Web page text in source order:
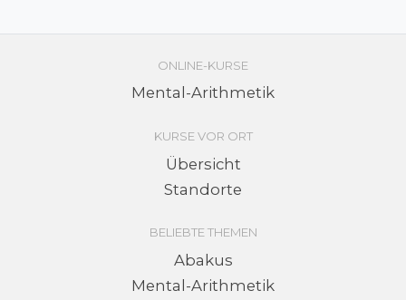
ONLINE-KURSE
Mental-Arithmetik
KURSE VOR ORT
Übersicht
Standorte
BELIEBTE THEMEN
Abakus
Mental-Arithmetik